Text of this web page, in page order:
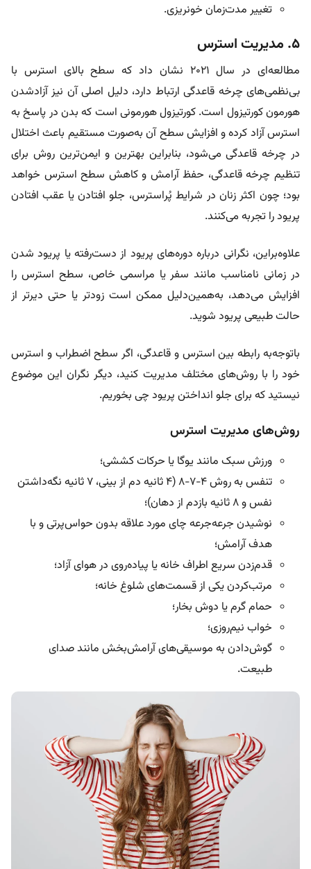
تغییر مدت‌زمان خونریزی.
۵. مدیریت استرس
مطالعه‌ای در سال ۲۰۲۱ نشان داد که سطح بالای استرس با
بی‌نظمی‌های چرخه قاعدگی ارتباط دارد، دلیل اصلی آن نیز آزادشدن
هورمون کورتیزول است. کورتیزول هورمونی است که بدن در پاسخ به
استرس آزاد کرده و افزایش سطح آن به‌صورت مستقیم باعث اختلال
در چرخه قاعدگی می‌شود، بنابراین بهترین و ایمن‌ترین روش برای
تنظیم چرخه قاعدگی، حفظ آرامش و کاهش سطح استرس خواهد
بود؛ چون اکثر زنان در شرایط پُراسترس، جلو افتادن یا عقب افتادن
پریود را تجربه می‌کنند.
علاوه‌براین، نگرانی درباره دوره‌های پریود از دست‌رفته یا پریود شدن
در زمانی نامناسب مانند سفر یا مراسمی خاص، سطح استرس را
افزایش می‌دهد، به‌همین‌دلیل ممکن است زودتر یا حتی دیرتر از
حالت طبیعی پریود شوید.
باتوجه‌به رابطه بین استرس و قاعدگی، اگر سطح اضطراب و استرس
خود را با روش‌های مختلف مدیریت کنید، دیگر نگران این موضوع
نیستید که برای جلو انداختن پریود چی بخوریم.
روش‌های مدیریت استرس
ورزش سبک مانند یوگا یا حرکات کششی؛
تنفس به روش ۴-۷-۸ (۴ ثانیه دم از بینی، ۷ ثانیه نگه‌داشتن
نفس و ۸ ثانیه بازدم از دهان)؛
نوشیدن جرعه‌جرعه چای مورد علاقه بدون حواس‌پرتی و با
هدف آرامش؛
قدم‌زدن سریع اطراف خانه یا پیاده‌روی در هوای آزاد؛
مرتب‌کردن یکی از قسمت‌های شلوغ خانه؛
حمام گرم یا دوش بخار؛
خواب نیم‌روزی؛
گوش‌دادن به موسیقی‌‌های آرامش‌بخش مانند صدای
طبیعت.